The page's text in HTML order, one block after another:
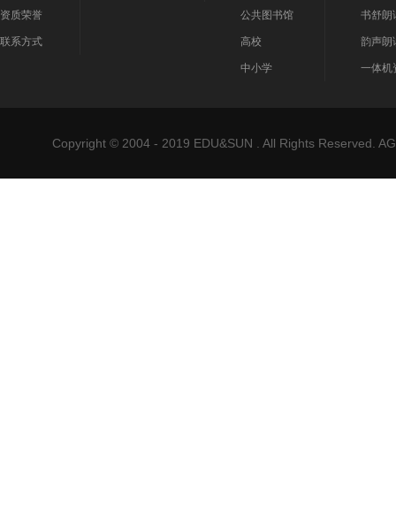
资质荣誉
联系方式
公共图书馆
高校
中小学
书舒朗
韵声朗
一体机
Copyright © 2004 - 2019 EDU&SUN . All Rights Reserved.